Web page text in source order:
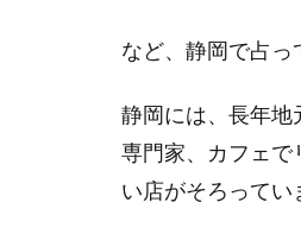
など、静岡で占っ
静岡には、長年地
専門家、カフェで
い店がそろってい